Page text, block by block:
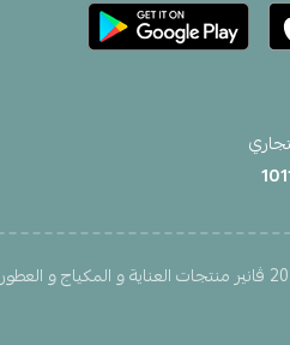
ڤانير منتجات العناية و المكياج و العطور